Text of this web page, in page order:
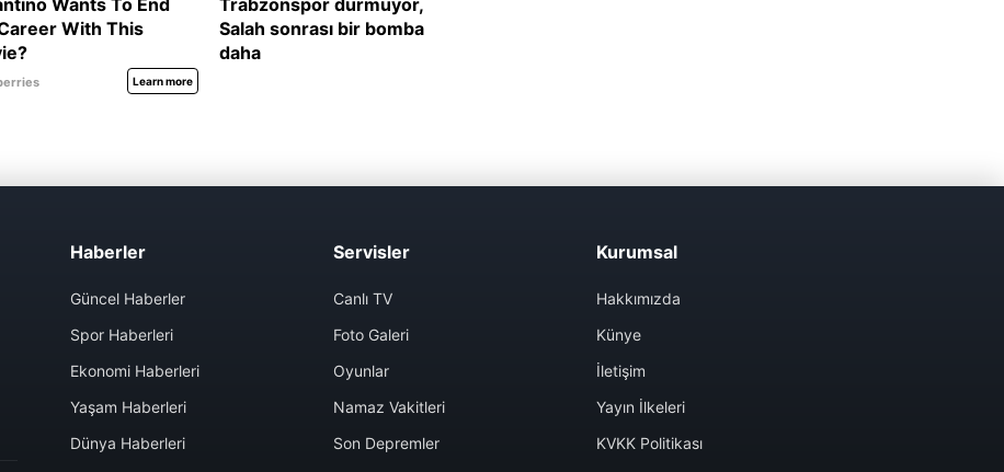
Haberler
Güncel Haberler
Spor Haberleri
Ekonomi Haberleri
Yaşam Haberleri
Dünya Haberleri
Servisler
Canlı TV
Foto Galeri
Oyunlar
Namaz Vakitleri
Son Depremler
Kurumsal
Hakkımızda
Künye
İletişim
Yayın İlkeleri
KVKK Politikası